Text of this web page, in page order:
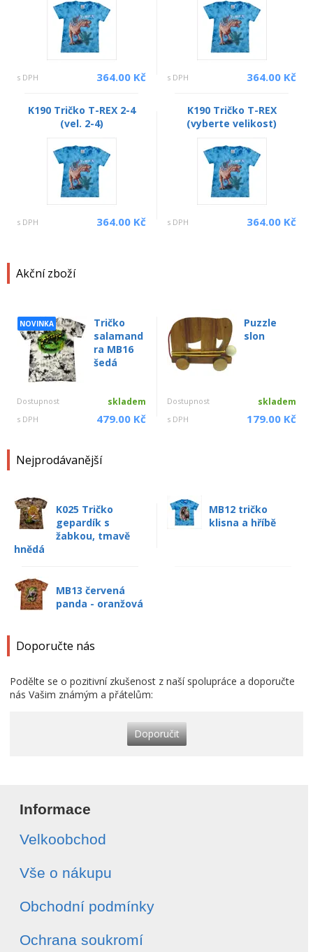
Akční zboží
NOVINKA
Tričko
salamand
ra MB16
šedá
Dostupnost skladem
s DPH 479.00 Kč
Puzzle
slon
Dostupnost skladem
s DPH 179.00 Kč
Nejprodávanější
K025 Tričko
gepardík s
žabkou, tmavě
hnědá
MB12 tričko
klisna a hříbě
MB13 červená
panda - oranžová
Doporučte nás
Podělte se o pozitivní zkušenost z naší spolupráce a doporučte
nás Vašim známým a přátelům:
Doporučit
s DPH 364.00 Kč s DPH 364.00 Kč
K190 Tričko T-REX 2-4
(vel. 2-4)
s DPH 364.00 Kč
K190 Tričko T-REX
(vyberte velikost)
s DPH 364.00 Kč
Informace
Velkoobchod
Vše o nákupu
Obchodní podmínky
Ochrana soukromí